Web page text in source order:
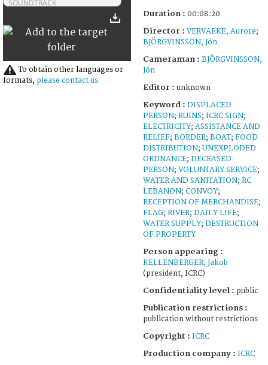
of
21
SOUNDTRACK
To obtain other languages or
formats, please contact us
Duration : 00:08:20
Director : VERVAEKE, Aurore;
BJÖRGVINSSON, Jón
Cameraman : BJÖRGVINSSON,
Jón
Editor : unknown
Keyword : DISPLACED
PERSON; RUINS; ICRC SIGN;
ELECTRICITY; ASSISTANCE AND
RELIEF; BORDER; BOAT; FOOD
DISTRIBUTION; UNEXPLODED
ORDNANCE; DECEASED
PERSON; VOLUNTARY SERVICE;
WATER AND SANITATION; RC
LEBANON; CONVOY;
RECEPTION OF MERCHANDISE;
FLAG; RIVER; DAILY LIFE;
WATER SUPPLY; DESTRUCTION
OF PROPERTY
Person appearing :
KELLENBERGER, Jakob
(president, ICRC)
Confidentiality level : public
Publication restrictions :
publication without restrictions
Copyright : ICRC
Production company : ICRC